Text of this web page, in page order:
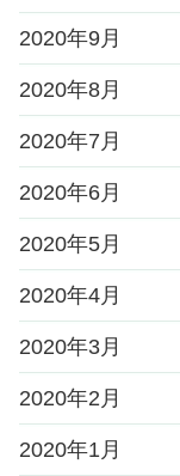
2020年9月
2020年8月
2020年7月
2020年6月
2020年5月
2020年4月
2020年3月
2020年2月
2020年1月